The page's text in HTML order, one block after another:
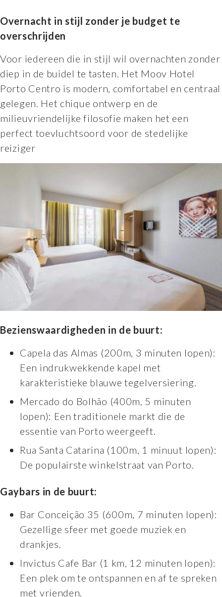
Overnacht in stijl zonder je budget te
overschrijden
Voor iedereen die in stijl wil overnachten zonder
diep in de buidel te tasten. Het Moov Hotel
Porto Centro is modern, comfortabel en centraal
gelegen. Het chique ontwerp en de
milieuvriendelijke filosofie maken het een
perfect toevluchtsoord voor de stedelijke
reiziger
Bezienswaardigheden in de buurt:
Capela das Almas (200m, 3 minuten lopen):
Een indrukwekkende kapel met
karakteristieke blauwe tegelversiering.
Mercado do Bolhão (400m, 5 minuten
lopen): Een traditionele markt die de
essentie van Porto weergeeft.
Rua Santa Catarina (100m, 1 minuut lopen):
De populairste winkelstraat van Porto.
Gaybars in de buurt:
Bar Conceição 35 (600m, 7 minuten lopen):
Gezellige sfeer met goede muziek en
drankjes.
Invictus Cafe Bar (1 km, 12 minuten lopen):
Een plek om te ontspannen en af te spreken
met vrienden.